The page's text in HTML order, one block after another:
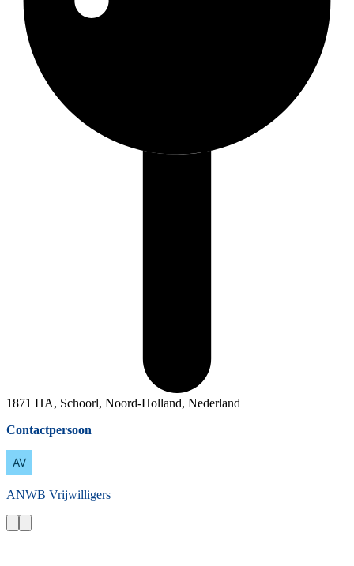
1871 HA, Schoorl, Noord-Holland, Nederland
Contactpersoon
ANWB Vrijwilligers